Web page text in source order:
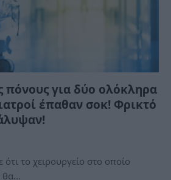
πόνους για δύο ολόκληρα
έπαθαν σοκ! Φρικτό
το χειρουργείο στο οποίο
θα…